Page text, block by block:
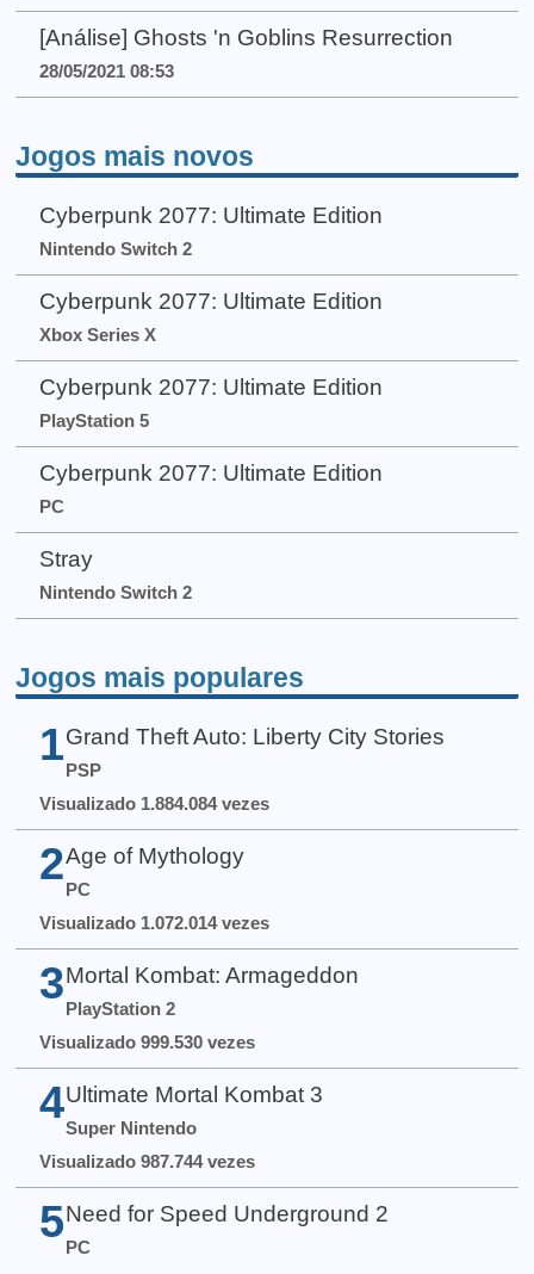
[Análise] Ghosts 'n Goblins Resurrection
28/05/2021 08:53
Jogos mais novos
Cyberpunk 2077: Ultimate Edition
Nintendo Switch 2
Cyberpunk 2077: Ultimate Edition
Xbox Series X
Cyberpunk 2077: Ultimate Edition
PlayStation 5
Cyberpunk 2077: Ultimate Edition
PC
Stray
Nintendo Switch 2
Jogos mais populares
1 Grand Theft Auto: Liberty City Stories
PSP
Visualizado 1.884.084 vezes
2 Age of Mythology
PC
Visualizado 1.072.014 vezes
3 Mortal Kombat: Armageddon
PlayStation 2
Visualizado 999.530 vezes
4 Ultimate Mortal Kombat 3
Super Nintendo
Visualizado 987.744 vezes
5 Need for Speed Underground 2
PC